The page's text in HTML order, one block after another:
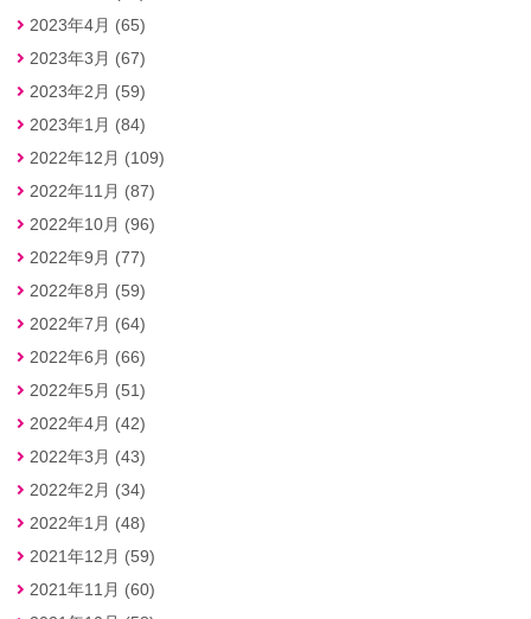
2023年4月 (65)
2023年3月 (67)
2023年2月 (59)
2023年1月 (84)
2022年12月 (109)
2022年11月 (87)
2022年10月 (96)
2022年9月 (77)
2022年8月 (59)
2022年7月 (64)
2022年6月 (66)
2022年5月 (51)
2022年4月 (42)
2022年3月 (43)
2022年2月 (34)
2022年1月 (48)
2021年12月 (59)
2021年11月 (60)